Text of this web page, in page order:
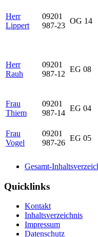
Herr
Lippert
09201
987-23
OG 14
Herr
Rauh
09201
987-12
EG 08
Frau
Thiem
09201
987-14
EG 04
Frau
Vogel
09201
987-26
EG 05
Gesamt-
Quicklinks
Kontakt
Inhaltsverzeichnis
Impressum
Datenschutz